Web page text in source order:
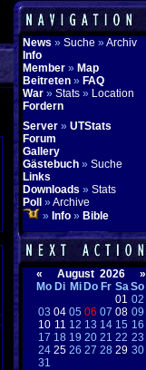
News » Suche » Archiv
Info
Member » Map
Beitreten » FAQ
War » Stats » Location
Fordern
Server » UTStats
Forum
Gallery
Gästebuch » Suche
Links
Downloads » Stats
Poll
» Archive
» Info » Bible
« August 2026
»
Mo Di Mi Do Fr SaSo
01 02
03 04 05 06 07 08 09
10 11 12 13 14 15 16
17 18 19 20 21 22 23
24 25 26 27 28 29 30
31